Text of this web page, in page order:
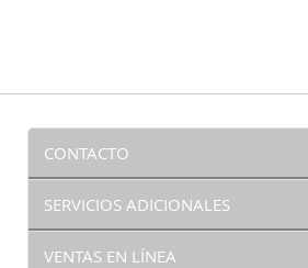
CONTACTO
SERVICIOS ADICIONALES
VENTAS EN LÍNEA